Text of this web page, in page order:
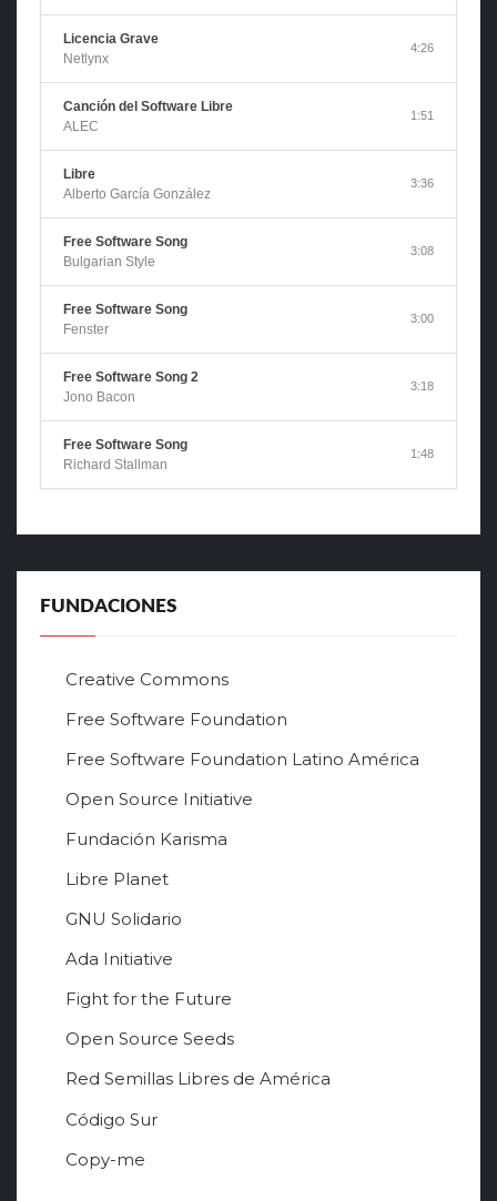
Licencia Grave
Netlynx
4:26
Canción del Software Libre
ALEC
1:51
Libre
Alberto García González
3:36
Free Software Song
Bulgarian Style
3:08
Free Software Song
Fenster
3:00
Free Software Song 2
Jono Bacon
3:18
Free Software Song
Richard Stallman
1:48
FUNDACIONES
Creative Commons
Free Software Foundation
Free Software Foundation Latino América
Open Source Initiative
Fundación Karisma
Libre Planet
GNU Solidario
Ada Initiative
Fight for the Future
Open Source Seeds
Red Semillas Libres de América
о
и
Código Sur
Copy-me